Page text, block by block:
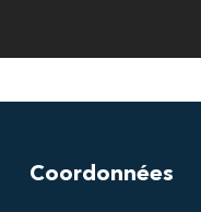
Coordonnées